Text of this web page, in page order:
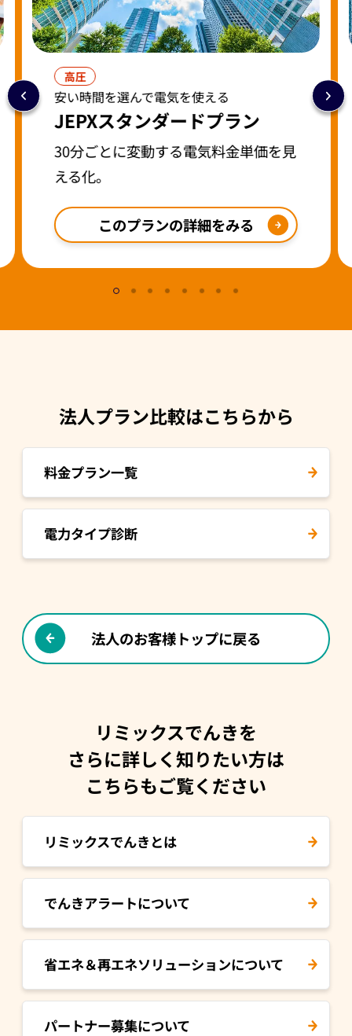
安い時間を選んで電気を使える
JEPXスタンダードプラン
高圧
30分ごとに変動する電気料金単価を見
える化。
このプランの詳細をみる
法人プラン比較はこちらから
料金プラン一覧
電力タイプ診断
法人のお客様トップに戻る
リミックスでんきを
さらに詳しく知りたい方は
こちらもご覧ください
リミックスでんきとは
でんきアラートについて
省エネ＆再エネソリューションについて
パートナー募集について